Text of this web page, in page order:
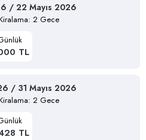
/ 22 Mayıs 2026
2 Gece
TL
/ 31 Mayıs 2026
2 Gece
TL